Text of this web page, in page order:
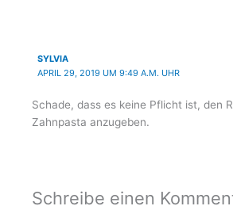
SYLVIA
APRIL 29, 2019 UM 9:49 A.M. UHR
Schade, dass es keine Pflicht ist, den
Zahnpasta anzugeben.
Schreibe einen